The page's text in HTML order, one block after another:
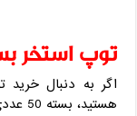
توپ استخر بسته
اگر به دنبال
هستید، بسته 50 عددی توپ استخر کودک گزینه ‌ای ایده ‌آل است.